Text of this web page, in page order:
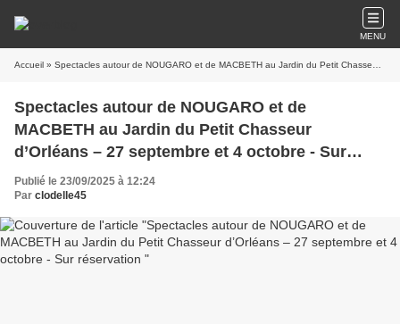
MENU
Accueil » Spectacles autour de NOUGARO et de MACBETH au Jardin du Petit Chasseur d’Orléans – 27 septembre et 4 octobre - Sur réservation
Spectacles autour de NOUGARO et de
MACBETH au Jardin du Petit Chasseur
d’Orléans – 27 septembre et 4 octobre - Sur
réservation
Publié le 23/09/2025 à 12:24
Par clodelle45